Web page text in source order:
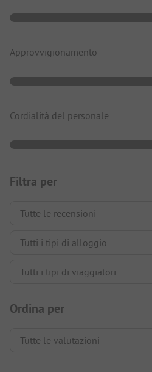
Approvvigionamento
Cordialità del personale
Filtra per
Ordina per